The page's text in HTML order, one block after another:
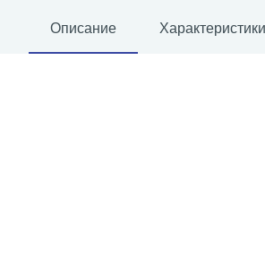
Описание Характеристики